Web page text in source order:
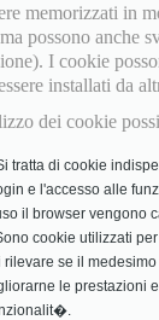
memorizzati in
possono anche
I cookie
installati da
dei cookie
tratta di cookie
e l'accesso alle
il browser vengono
cookie utilizzati
se il
le